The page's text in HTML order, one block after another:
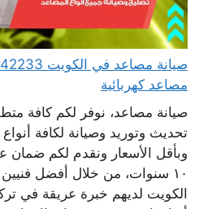
مصاعد كهربائية
صيانة مصاعد، نوفر لكم كافة
تحديث وتوريد وصيانة لكافة أنواع
وبأقل الأسعار ونقدم لكم ضمان
١٠ سنوات، من خلال أفضل
الكويت لديهم خبرة عريقة في